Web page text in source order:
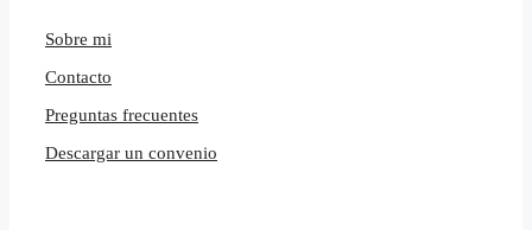
Sobre mi
Contacto
Preguntas frecuentes
Descargar un convenio